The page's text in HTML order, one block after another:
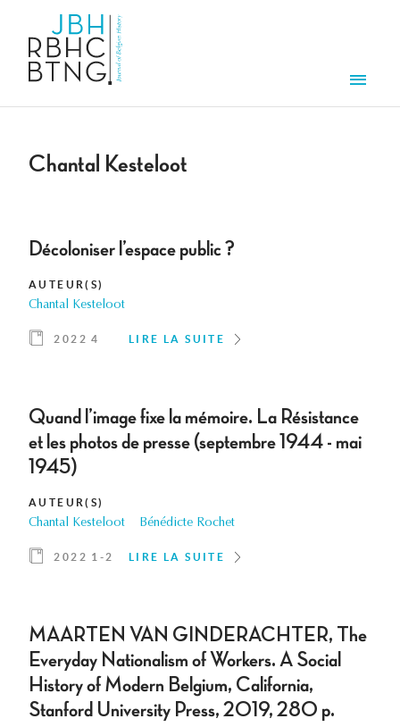
Chantal Kesteloot
Décoloniser l’espace public ?
AUTEUR(S)
Chantal Kesteloot
2022 4 LIRE LA SUITE
Quand l’image fixe la mémoire. La Résistance
et les photos de presse (septembre 1944 - mai
1945)
AUTEUR(S)
Chantal Kesteloot Bénédicte Rochet
2022 1-2 LIRE LA SUITE
MAARTEN VAN GINDERACHTER, The
Everyday Nationalism of Workers. A Social
History of Modern Belgium, California,
Stanford University Press, 2019, 280 p.